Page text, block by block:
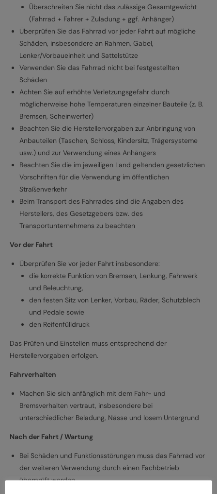
Überschreiten Sie nicht das zulässige Gesamtgewicht
(Fahrrad + Fahrer + Zuladung + ggf. Anhänger)
Überprüfen Sie das Fahrrad vor jeder Fahrt auf mögliche
Schäden, insbesondere an Rahmen, Gabel,
Lenker/Vorbaueinheit und Sattelstütze
Verwenden Sie das Fahrrad nicht bei festgestellten
Schäden
Achten Sie auf erhöhte Verletzungsgefahr durch
möglicherweise hohe Temperaturen einzelner Bauteile (z. B.
Bremsen, Scheinwerfer)
Beachten Sie die Herstellervorgaben zur Anbringung von
Anbauteilen (Taschen, Schloss, Kindersitz, Trägersysteme
usw.) und zur Verwendung eines Anhängers
Beachten Sie die im jeweiligen Land geltenden gesetzlichen
Vorschriften für die Verwendung im öffentlichen
Straßenverkehr
Beim Transport des Fahrrades sind die Angaben des
Herstellers, des Gesetzgebers bzw. des
Transportunternehmens zu beachten
Vor der Fahrt
Überprüfen Sie vor jeder Fahrt insbesondere:
die korrekte Funktion von Bremsen, Lenkung, Fahrwerk
und Beleuchtung,
den festen Sitz von Lenker, Vorbau, Räder, Schutzblech
und Pedale sowie
den Reifenfülldruck
Das Prüfen und Einstellen muss entsprechend der
Herstellervorgaben erfolgen.
Fahrverhalten
Machen Sie sich anfänglich mit dem Fahr- und
Bremsverhalten vertraut, insbesondere bei
unterschiedlicher Beladung, Nässe und losem Untergrund
Nach der Fahrt / Wartung
Bei Schäden und Funktionsstörungen muss das Fahrrad vor
der weiteren Verwendung durch einen Fachbetrieb
überprüft werden